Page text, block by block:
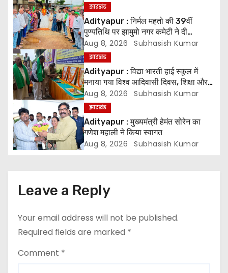
a
v
i
g
a
t
i
n
झारखंड
Adityapur : निर्मल महतो की 39वीं
पुण्यतिथि पर झामुमो नगर कमेटी ने दी
श्रद्धांजलि
Aug 8, 2026 Subhasish Kumar
झारखंड
Adityapur : विद्या भारती हाई स्कूल में
मनाया गया विश्व आदिवासी दिवस, शिक्षा और
संस्कृति संरक्षण पर जोर
Aug 8, 2026 Subhasish Kumar
झारखंड
Adityapur : मुख्यमंत्री हेमंत सोरेन का
गणेश महाली ने किया स्वागत
Aug 8, 2026 Subhasish Kumar
Leave a Reply
Your email address will not be published.
Required fields are marked *
Comment *